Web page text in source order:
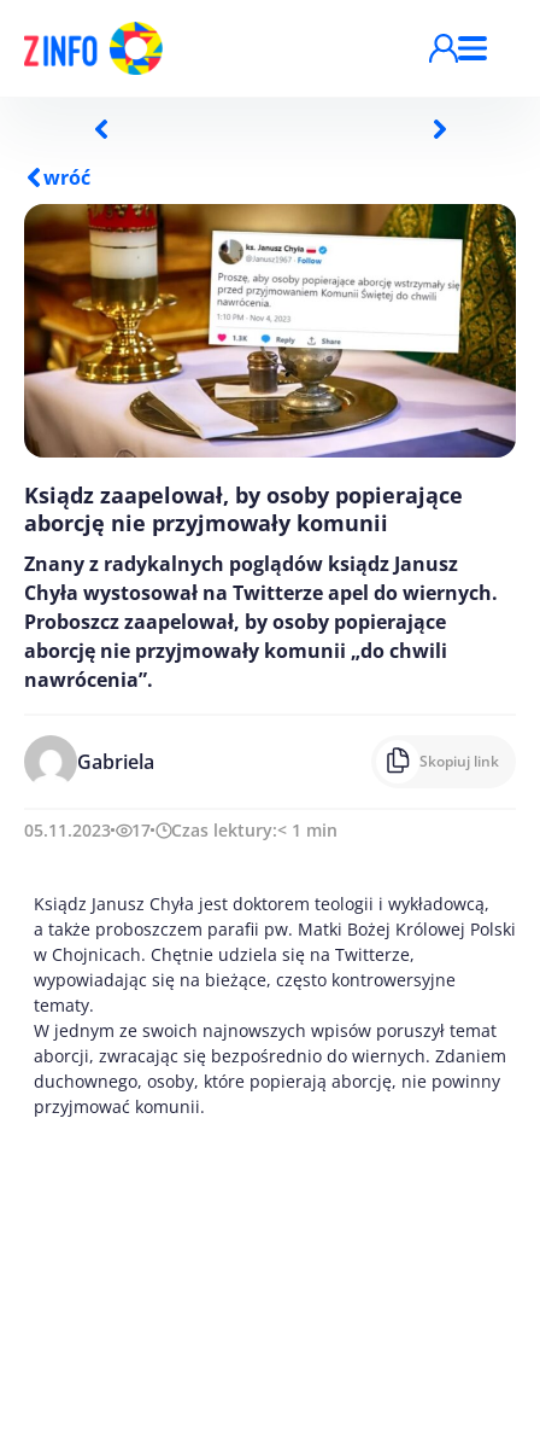
wróć
Ksiądz zaapelował, by osoby popierające
aborcję nie przyjmowały komunii
Znany z radykalnych poglądów ksiądz Janusz
Chyła wystosował na Twitterze apel do wiernych.
Proboszcz zaapelował, by osoby popierające
aborcję nie przyjmowały komunii „do chwili
nawrócenia”.
Gabriela Skopiuj link
05.11.2023 17 Czas lektury:< 1 min
Ksiądz Janusz Chyła jest doktorem teologii i wykładowcą,
a także proboszczem parafii pw. Matki Bożej Królowej Polski
w Chojnicach. Chętnie udziela się na Twitterze,
wypowiadając się na bieżące, często kontrowersyjne
tematy.
W jednym ze swoich najnowszych wpisów poruszył temat
aborcji, zwracając się bezpośrednio do wiernych. Zdaniem
duchownego, osoby, które popierają aborcję, nie powinny
przyjmować komunii.